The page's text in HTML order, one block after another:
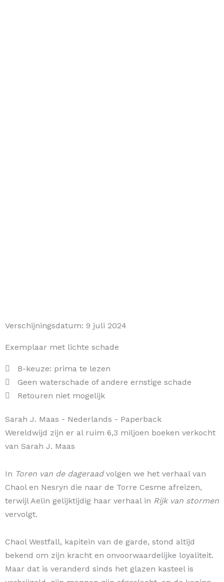
Verschijningsdatum: 9 juli 2024
Exemplaar met lichte schade
B-keuze: prima te lezen
Geen waterschade of andere ernstige schade
Retouren niet mogelijk
Sarah J. Maas - Nederlands - Paperback
Wereldwijd zijn er al ruim 6,3 miljoen boeken verkocht
van Sarah J. Maas
In Toren van de dageraadvolgen we het verhaal van
Chaol en Nesryn die naar de Torre Cesme afreizen,
terwijl Aelin gelijktijdig haar verhaal in Rijk van stormen
vervolgt.
Chaol Westfall, kapitein van de garde, stond altijd
bekend om zijn kracht en onvoorwaardelijke loyaliteit.
Maar dat is veranderd sinds het glazen kasteel is